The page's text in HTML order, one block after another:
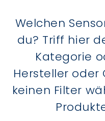
Welchen
du? Triff hier
Kategorie
Hersteller oder
keinen Filter